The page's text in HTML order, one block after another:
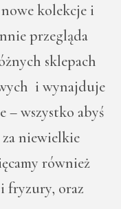
kolekcje i
przegląda
sklepach
i wynajduje
– wszystko abyś
niewielkie
również
fryzury, oraz